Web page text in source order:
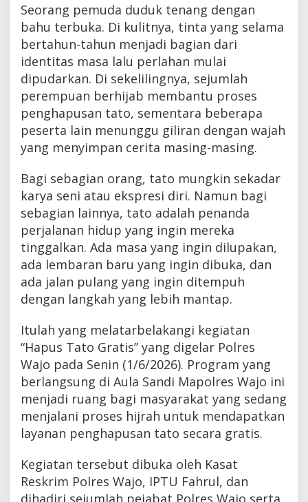
Seorang pemuda duduk tenang dengan
bahu terbuka. Di kulitnya, tinta yang selama
bertahun-tahun menjadi bagian dari
identitas masa lalu perlahan mulai
dipudarkan. Di sekelilingnya, sejumlah
perempuan berhijab membantu proses
penghapusan tato, sementara beberapa
peserta lain menunggu giliran dengan wajah
yang menyimpan cerita masing-masing.
Bagi sebagian orang, tato mungkin sekadar
karya seni atau ekspresi diri. Namun bagi
sebagian lainnya, tato adalah penanda
perjalanan hidup yang ingin mereka
tinggalkan. Ada masa yang ingin dilupakan,
ada lembaran baru yang ingin dibuka, dan
ada jalan pulang yang ingin ditempuh
dengan langkah yang lebih mantap.
Itulah yang melatarbelakangi kegiatan
“Hapus Tato Gratis” yang digelar Polres
Wajo pada Senin (1/6/2026). Program yang
berlangsung di Aula Sandi Mapolres Wajo ini
menjadi ruang bagi masyarakat yang sedang
menjalani proses hijrah untuk mendapatkan
layanan penghapusan tato secara gratis.
Kegiatan tersebut dibuka oleh Kasat
Reskrim Polres Wajo, IPTU Fahrul, dan
dihadiri sejumlah pejabat Polres Wajo serta